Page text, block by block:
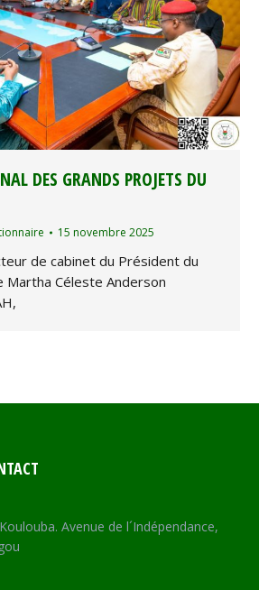
DES GRANDS PROJETS DU
15 novembre 2025
de cabinet du Président du
Martha Céleste Anderson
Avenue de l´Indépendance,